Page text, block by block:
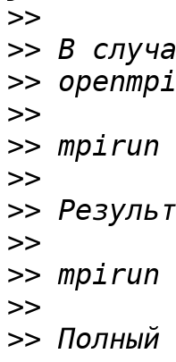
>>
>>
>>
>>
>>
>>
>>
>>
>>
>>
>>